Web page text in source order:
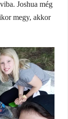
Joshua még
megy, akkor